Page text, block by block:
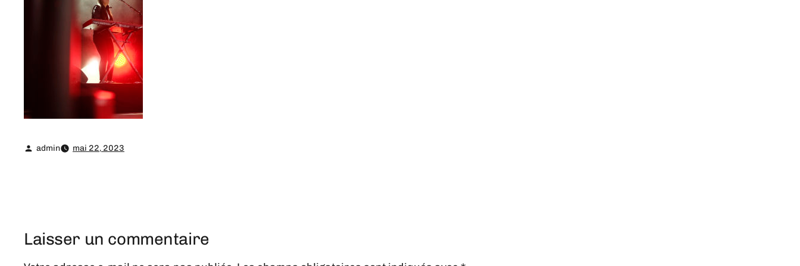
admin mai 22, 2023
Laisser un commentaire